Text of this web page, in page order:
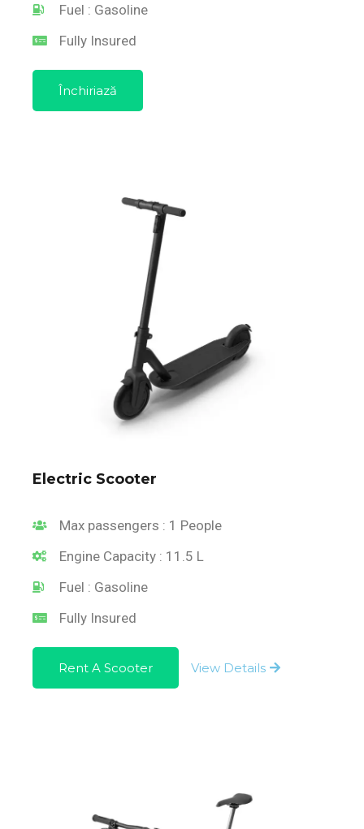
Fuel : Gasoline
Fully Insured
Închiriază
Electric Scooter
Max passengers : 1 People
Engine Capacity : 11.5 L
Fuel : Gasoline
Fully Insured
Rent A Scooter View Details